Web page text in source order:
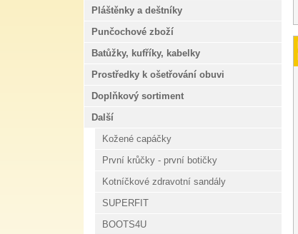
Pláštěnky a deštníky
Punčochové zboží
Batůžky, kufříky, kabelky
Prostředky k ošetřování obuvi
Doplňkový sortiment
Další
Kožené capáčky
První krůčky - první botičky
Kotníčkové zdravotní sandály
SUPERFIT
BOOTS4U